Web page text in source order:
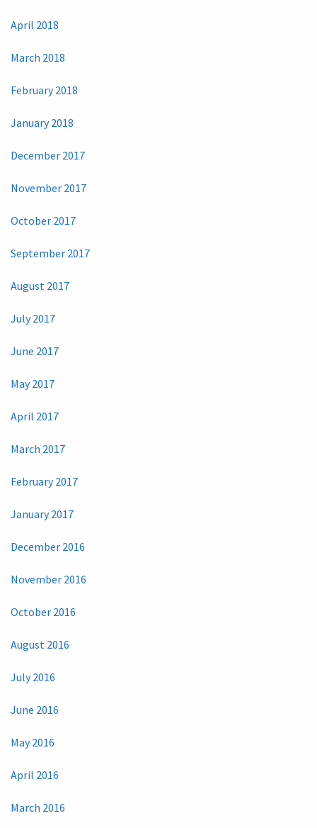
April 2018
March 2018
February 2018
January 2018
December 2017
November 2017
October 2017
September 2017
August 2017
July 2017
June 2017
May 2017
April 2017
March 2017
February 2017
January 2017
December 2016
November 2016
October 2016
August 2016
July 2016
June 2016
May 2016
April 2016
March 2016